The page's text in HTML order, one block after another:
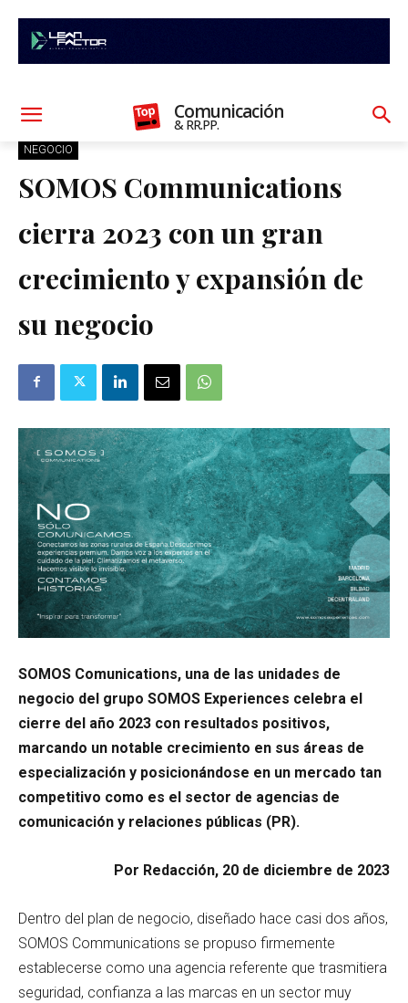
Comunicación
& RR.PP.
NEGOCIO
SOMOS Communications
cierra 2023 con un gran
crecimiento y expansión de
su negocio
SOMOS Comunications, una de las unidades de
negocio del grupo SOMOS Experiences celebra el
cierre del año 2023 con resultados positivos,
marcando un notable crecimiento en sus áreas de
especialización y posicionándose en un mercado tan
competitivo como es el sector de agencias de
comunicación y relaciones públicas (PR).
Por Redacción, 20 de diciembre de 2023
Dentro del plan de negocio, diseñado hace casi dos años,
SOMOS Communications se propuso firmemente
establecerse como una agencia referente que trasmitiera
seguridad, confianza a las marcas en un sector muy